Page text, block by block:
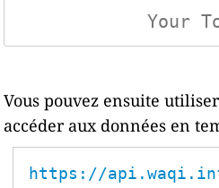
Vous pouvez ensuite
accéder aux données en
https://